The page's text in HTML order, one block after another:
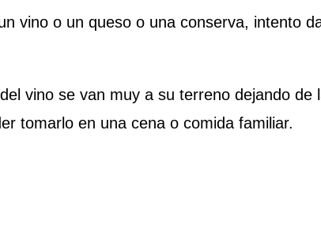
vino o un queso o una conserva, intento
vino se van muy a su terreno dejando de
tomarlo en una cena o comida familiar.